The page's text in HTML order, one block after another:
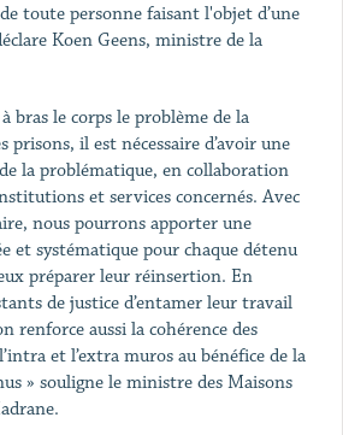
toute personne faisant l'objet d’une
Koen Geens, ministre de la
bras le corps le problème de la
prisons, il est nécessaire d’avoir une
la problématique, en collaboration
et services concernés. Avec
nous pourrons apporter une
et systématique pour chaque détenu
préparer leur réinsertion. En
de justice d’entamer leur travail
renforce aussi la cohérence des
et l’extra muros au bénéfice de la
» souligne le ministre des Maisons